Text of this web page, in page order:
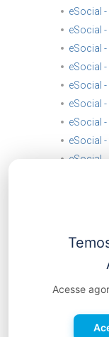
Acesse
eSocial
eSocial
eSocial
eSocial
eSocial
eSocial
eSocial
eSocial
eSocial
eSocial
Como
Fim dos